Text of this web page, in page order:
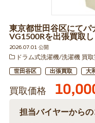
東京都世田谷区にてパ
VG1500Rを出張買取
2026.07.01 公開
ドラム式洗濯機/洗濯機 買取
世田谷区 出張買取 大
買取価格
担当バイヤーからの